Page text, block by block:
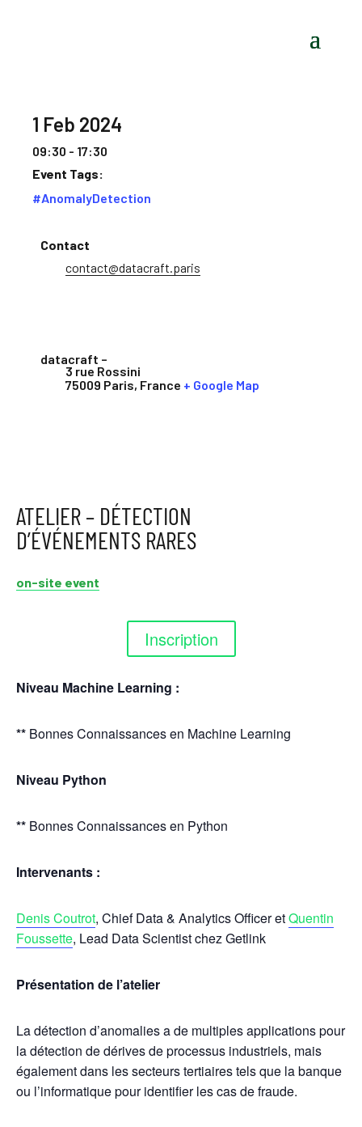
1 Feb 2024
09:30 - 17:30
Event Tags:
#AnomalyDetection
datacraft –
3 rue Rossini
75009 Paris, France + Google Map
Contact
contact@datacraft.paris
ATELIER – DÉTECTION
D’ÉVÉNEMENTS RARES
on-site event
Inscription
Niveau Machine Learning :
** Bonnes Connaissances en Machine Learning
Niveau Python
** Bonnes Connaissances en Python
Intervenants :
Denis Coutrot, Chief Data & Analytics Officer etQuentin
Foussette, Lead Data Scientist chez Getlink
Présentation de l’atelier
La détection d’anomalies a de multiples applications pour
la détection de dérives de processus industriels, mais
également dans les secteurs tertiaires tels que la banque
ou l’informatique pour identifier les cas de fraude.